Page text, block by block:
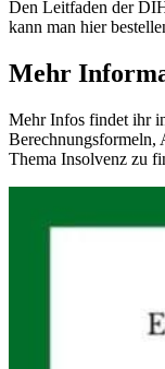
Den Leitfaden der
kann man hier
Mehr
Mehr Infos findet ihr
Berechnungsformeln,
Thema Insolvenz zu